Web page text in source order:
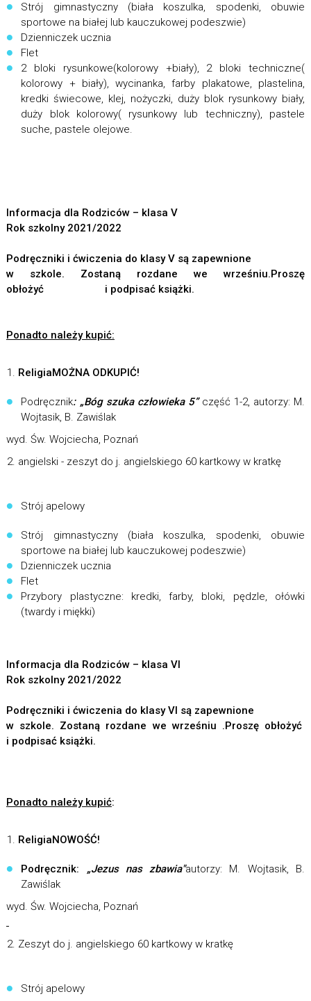
Strój gimnastyczny (biała koszulka, spodenki, obuwie
sportowe na białej lub kauczukowej podeszwie)
Dzienniczek ucznia
Flet
2 bloki rysunkowe(kolorowy +biały), 2 bloki techniczne(
kolorowy + biały), wycinanka, farby plakatowe, plastelina,
kredki świecowe, klej, nożyczki, duży blok rysunkowy biały,
duży blok kolorowy( rysunkowy lub techniczny), pastele
suche, pastele olejowe.
Informacja dla Rodziców – klasa V
Rok szkolny 2021/2022
Podręczniki i ćwiczenia do klasy V są zapewnione
w szkole. Zostaną rozdane we wrześniu.Proszę
obłożyć i podpisać książki.
Ponadto należy kupić:
ReligiaMOŻNA ODKUPIĆ!
Podręcznik: „Bóg szuka człowieka 5”część 1-2, autorzy: M.
Wojtasik, B. Zawiślak
wyd. Św. Wojciecha, Poznań
angielski - zeszyt do j. angielskiego 60 kartkowy w kratkę
Strój apelowy
Strój gimnastyczny (biała koszulka, spodenki, obuwie
sportowe na białej lub kauczukowej podeszwie)
Dzienniczek ucznia
Flet
Przybory plastyczne: kredki, farby, bloki, pędzle, ołówki
(twardy i miękki)
Informacja dla Rodziców – klasa VI
Rok szkolny 2021/2022
Podręczniki i ćwiczenia do klasy VI są zapewnione
w szkole. Zostaną rozdane we wrześniu .Proszę obłożyć
i podpisać książki.
Ponadto należy kupić:
ReligiaNOWOŚĆ!
Podręcznik: „Jezus nas zbawia"autorzy: M. Wojtasik, B.
Zawiślak
wyd. Św. Wojciecha, Poznań
Zeszyt do j. angielskiego 60 kartkowy w kratkę
Strój apelowy